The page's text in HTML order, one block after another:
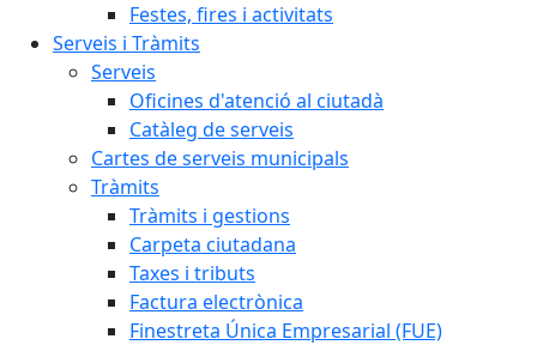
Festes, fires i activitats
Serveis i Tràmits
Serveis
Oficines d'atenció al ciutadà
Catàleg de serveis
Cartes de serveis municipals
Tràmits
Tràmits i gestions
Carpeta ciutadana
Taxes i tributs
Factura electrònica
Finestreta Única Empresarial (FUE)